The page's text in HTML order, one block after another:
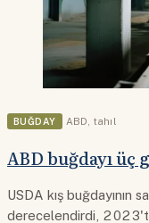
BUĞDAY ABD tahıl
ABD buğdayı
USDA kış
derecelendirdi,